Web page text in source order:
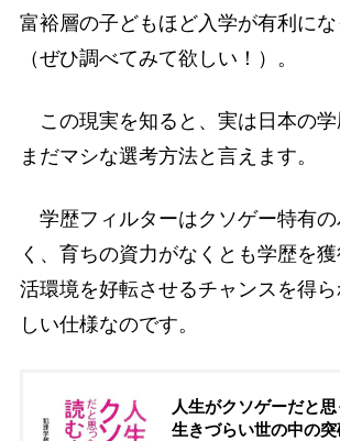
富裕層の子どもほど入学が有利に
（ぜひ調べてみて欲しい！）。
この現実を知ると、実は日本の学
まだマシな選考方法と言えます。
学歴フィルターはクソゲー特有の
く、育ちの資力がなくとも学歴を
活環境を好転させるチャンスを得
しい仕様なのです。
人生がクソゲーだと
生きづらい世の中の